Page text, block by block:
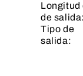
Longitud
de salida:
Tipo de
salida: